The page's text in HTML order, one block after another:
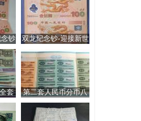
钞
双龙纪念钞-迎接新世
套
第二套人民币分币八
连体钞